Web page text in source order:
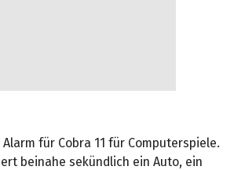
Alarm für Cobra 11 für Computerspiele.
beinahe sekündlich ein Auto, ein